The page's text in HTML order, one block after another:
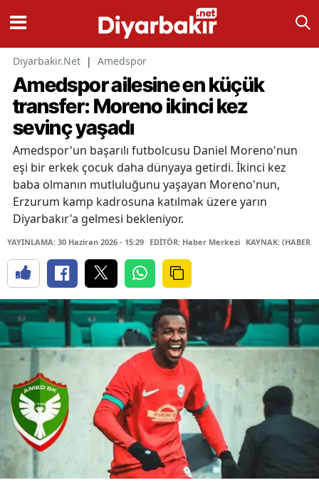
Diyarbakir.Net | Amedspor
Amedspor ailesine en küçük
transfer: Moreno ikinci kez
sevinç yaşadı
Amedspor'un başarılı futbolcusu Daniel Moreno'nun
eşi bir erkek çocuk daha dünyaya getirdi. İkinci kez
baba olmanın mutluluğunu yaşayan Moreno'nun,
Erzurum kamp kadrosuna katılmak üzere yarın
Diyarbakır'a gelmesi bekleniyor.
YAYINLAMA: 30 Haziran 2026 - 15:29 EDİTÖR: Haber Merkezi KAYNAK: (HABER